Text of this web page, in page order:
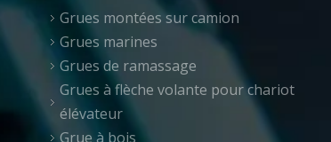
Grues montées sur camion
Grues marines
Grues de ramassage
Grues à flèche volante pour chariot
élévateur
Grue à bois